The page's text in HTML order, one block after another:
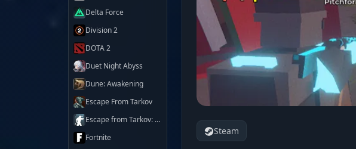
Delta Force
Division 2
DOTA 2
Duet Night Abyss
Dune: Awakening
Escape From Tarkov
Escape from Tarkov: Arena
Fortnite
Steam